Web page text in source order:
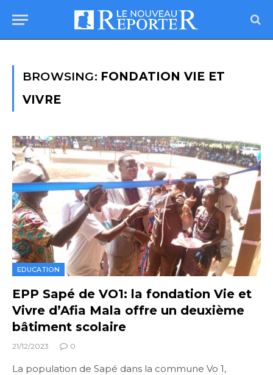
BROWSING: FONDATION VIE ET
VIVRE
EDUCATION
EPP Sapé de VO1: la fondation Vie et
Vivre d’Afia Mala offre un deuxième
bâtiment scolaire
21/12/2023 0
La population de Sapé dans la commune Vo 1,